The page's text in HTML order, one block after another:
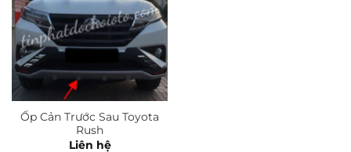
Ốp Cản Trước Sau Toyota
Rush
Liên hệ